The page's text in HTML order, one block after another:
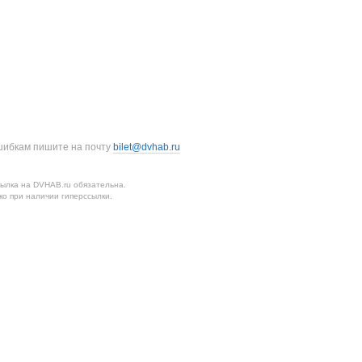
пишите на почту bilet@dvhab.ru
на DVHAB.ru обязательна.
при наличии гиперссылки.